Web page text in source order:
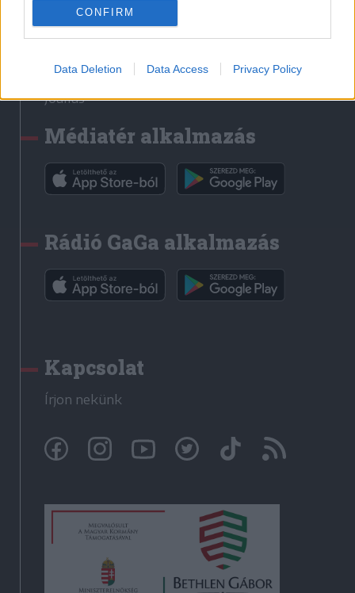
CONFIRM
Data Deletion Data Access Privacy Policy
Erdélyi Napló
Főtér
Rádió GaGa
Jóállás
Médiatér alkalmazás
Rádió GaGa alkalmazás
Kapcsolat
Írjon nekünk